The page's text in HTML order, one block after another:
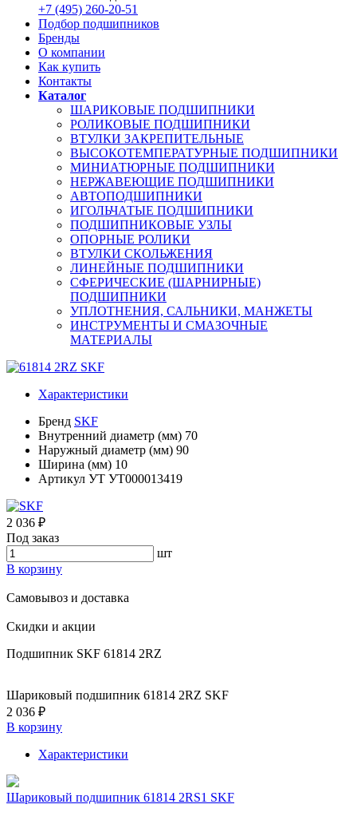
+7 (495) 260-20-51
Подбор подшипников
Бренды
О компании
Как купить
Контакты
Каталог
ШАРИКОВЫЕ ПОДШИПНИКИ
РОЛИКОВЫЕ ПОДШИПНИКИ
ВТУЛКИ ЗАКРЕПИТЕЛЬНЫЕ
ВЫСОКОТЕМПЕРАТУРНЫЕ ПОДШИПНИКИ
МИНИАТЮРНЫЕ ПОДШИПНИКИ
НЕРЖАВЕЮЩИЕ ПОДШИПНИКИ
АВТОПОДШИПНИКИ
ИГОЛЬЧАТЫЕ ПОДШИПНИКИ
ПОДШИПНИКОВЫЕ УЗЛЫ
ОПОРНЫЕ РОЛИКИ
ВТУЛКИ СКОЛЬЖЕНИЯ
ЛИНЕЙНЫЕ ПОДШИПНИКИ
СФЕРИЧЕСКИЕ (ШАРНИРНЫЕ)
ПОДШИПНИКИ
УПЛОТНЕНИЯ, САЛЬНИКИ, МАНЖЕТЫ
ИНСТРУМЕНТЫ И СМАЗОЧНЫЕ
МАТЕРИАЛЫ
Характеристики
Бренд SKF
Внутренний диаметр (мм) 70
Наружный диаметр (мм) 90
Ширина (мм) 10
Артикул УТ УТ000013419
2 036 ₽
Под заказ
шт
В корзину
Самовывоз и доставка
Скидки и акции
Подшипник SKF 61814 2RZ
Шариковый подшипник 61814 2RZ SKF
2 036 ₽
В корзину
Характеристики
Шариковый подшипник 61814 2RS1 SKF